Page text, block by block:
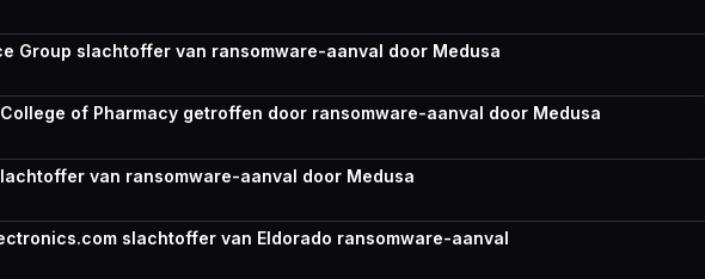
Group slachtoffer van ransomware-aanval door Medusa
of Pharmacy getroffen door ransomware-aanval door Medusa
van ransomware-aanval door Medusa
slachtoffer van Eldorado ransomware-aanval